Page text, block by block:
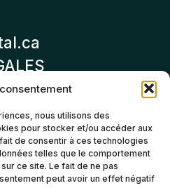
nous utilisons des
pour stocker et/ou accéder aux
de consentir à ces technologies
telles que le comportement
ce site. Le fait de ne pas
peut avoir un effet négatif
et